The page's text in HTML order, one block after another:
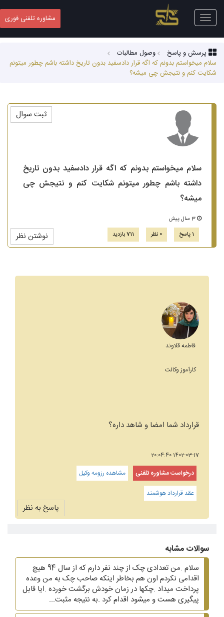
Toggle
navigation
مشاوره تلفنی فوری
پرسش و پاسخ
وصول مطالبات
سلام میخواستم بدونم که اگه قرار دادسفید بدون تاریخ داشته باشم چطور میتونم
شکایت کنم و نتیجش چی میشه؟
سلام میخواستم بدونم که اگه قرار دادسفید بدون تاریخ
داشته باشم چطور میتونم شکایت کنم و نتیجش چی
میشه؟
1 پاسخ
0 نظر 711 بازدید نوشتن نظر
ثبت سوال
فاطمه قلاوند
کارآموز وکالت
قرارداد شما امضا و شاهد داره؟
1402-03-17 20:04:40
درخواست مشاوره تلفنی
مشاهده رزومه وکیل
عقد قرارداد هوشمند
پاسخ به نظر
سوالات مشابه
سلام .من تعدادی چک از چند نفر دارم که از سال 94 هیچ
اقدامی نکردم اون هم بخاطر اینکه صاحب چک به من وعده
پرداخت میداد .چکها در زمان خودش برگشت خورده .ایا قابل
پیگیری هست و میشود اقدام کرد .به نتیجه مثبت...